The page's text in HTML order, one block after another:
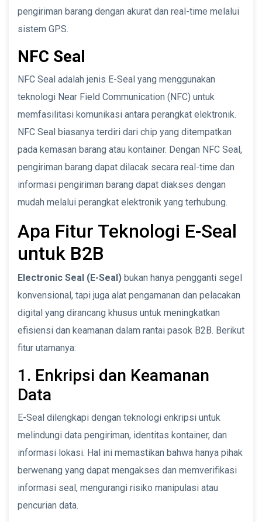
pengiriman barang dengan akurat dan real-time melalui
sistem GPS.
NFC Seal
NFC Seal adalah jenis E-Seal yang menggunakan
teknologi Near Field Communication (NFC) untuk
memfasilitasi komunikasi antara perangkat elektronik.
NFC Seal biasanya terdiri dari chip yang ditempatkan
pada kemasan barang atau kontainer. Dengan NFC Seal,
pengiriman barang dapat dilacak secara real-time dan
informasi pengiriman barang dapat diakses dengan
mudah melalui perangkat elektronik yang terhubung.
Apa Fitur Teknologi E-Seal
untuk B2B
Electronic Seal (E-Seal) bukan hanya pengganti segel
konvensional, tapi juga alat pengamanan dan pelacakan
digital yang dirancang khusus untuk meningkatkan
efisiensi dan keamanan dalam rantai pasok B2B. Berikut
fitur utamanya:
1. Enkripsi dan Keamanan
Data
E-Seal dilengkapi dengan teknologi enkripsi untuk
melindungi data pengiriman, identitas kontainer, dan
informasi lokasi. Hal ini memastikan bahwa hanya pihak
berwenang yang dapat mengakses dan memverifikasi
informasi seal, mengurangi risiko manipulasi atau
pencurian data.